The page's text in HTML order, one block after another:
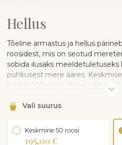
Hellus
Tõeline armastus ja hellus
roosidest, mis on seotud
sobida ilusaks
puhkusest mere ääres.
suures 100 roosi. Roosi pikkus
tootega seotud ootused.
Tallinna lähiümbruses, Tartus
Vali suurus
Keskmine 50 roosi
195,00 €